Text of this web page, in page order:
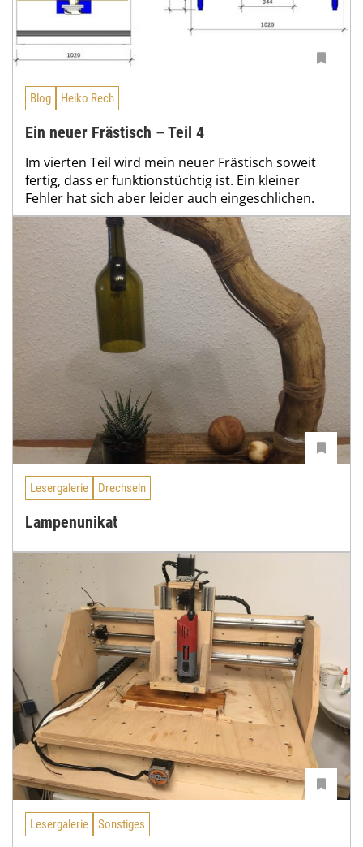
Blog Heiko Rech
Ein neuer Frästisch – Teil 4
Im vierten Teil wird mein neuer Frästisch soweit
fertig, dass er funktionstüchtig ist. Ein kleiner
Fehler hat sich aber leider auch eingeschlichen.
Lesergalerie Drechseln
Lampenunikat
Lesergalerie Sonstiges